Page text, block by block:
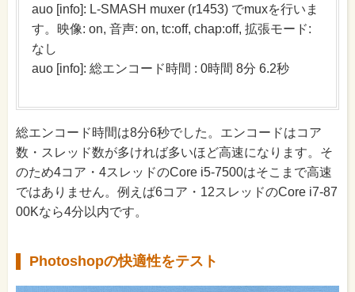
auo [info]: L-SMASH muxer (r1453) でmuxを行いま
す。映像: on, 音声: on, tc:off, chap:off, 拡張モード:
なし
auo [info]: 総エンコード時間 : 0時間 8分 6.2秒
総エンコード時間は8分6秒でした。エンコードはコア
数・スレッド数が多ければ多いほど高速になります。そ
のため4コア・4スレッドのCore i5-7500はそこまで高速
ではありません。例えば6コア・12スレッドのCore i7-87
00Kなら4分以内です。
Photoshopの快適性をテスト